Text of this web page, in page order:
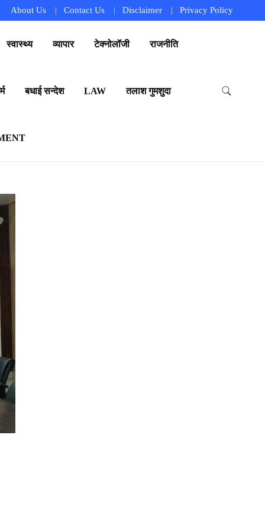
About Us Contact Us Disclaimer Privacy Policy
स्वास्थ्य व्यापार टेक्नोलॉजी राजनीति
बधाई सन्देश LAW तलाश गुमशुदा